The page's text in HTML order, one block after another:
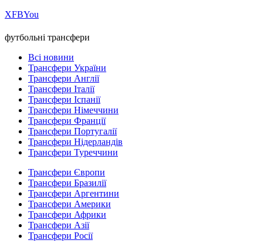
ХFBYou
футбольні трансфери
Всі новини
Трансфери України
Трансфери Англії
Трансфери Італії
Трансфери Іспанії
Трансфери Німеччини
Трансфери Франції
Трансфери Португалії
Трансфери Нідерландів
Трансфери Туреччини
Трансфери Європи
Трансфери Бразилії
Трансфери Аргентини
Трансфери Америки
Трансфери Африки
Трансфери Азії
Трансфери Росії